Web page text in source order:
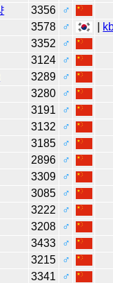
3356
♂
3578 ♂
3352
♂
3124
♂
3289
♂
3280
♂
3191
♂
3132
♂
3185
♂
2896
♂
3309
♂
3085
♂
3222
♂
3208
♂
3433
♂
3215
♂
3341
♂